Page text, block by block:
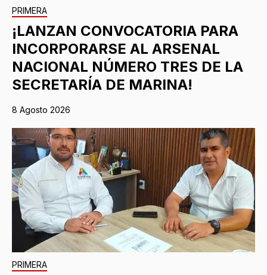
PRIMERA
¡LANZAN CONVOCATORIA PARA
INCORPORARSE AL ARSENAL
NACIONAL NÚMERO TRES DE LA
SECRETARÍA DE MARINA!
8 Agosto 2026
PRIMERA